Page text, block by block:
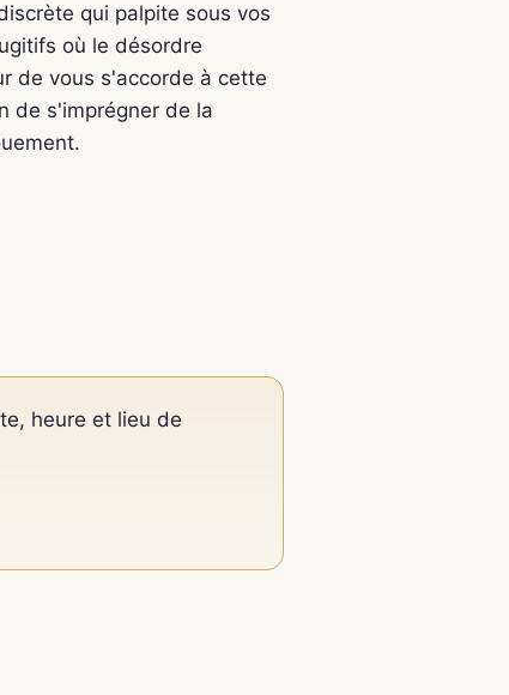
qui palpite sous vos
où le désordre
de vous s'accorde à cette
de s'imprégner de la
heure et lieu de